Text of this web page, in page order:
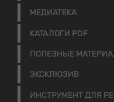
МЕДИАТЕКА
КАТАЛОГИ PDF
ПОЛЕЗНЫЕ
ЭКСКЛЮЗИВ
ИНСТРУМЕНТ ДЛЯ